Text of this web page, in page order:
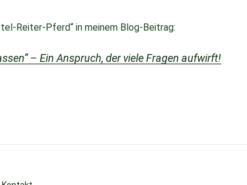
Reiter-Pferd“ in meinem Blog-Beitrag:
– Ein Anspruch, der viele Fragen aufwirft!